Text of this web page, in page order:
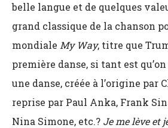
belle langue et de quelques
grand classique de la chanson
mondiale My Way, titre que
première danse, si tant est
une danse, créée à l’origine par
reprise par Paul Anka, Frank
Nina Simone, etc.? Je me lève et